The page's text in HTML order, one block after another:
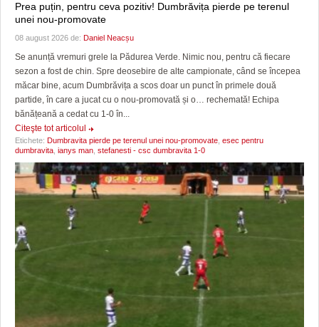
Prea puțin, pentru ceva pozitiv! Dumbrăvița pierde pe terenul
unei nou-promovate
08 august 2026 de: Daniel Neacșu
Se anunță vremuri grele la Pădurea Verde. Nimic nou, pentru că fiecare
sezon a fost de chin. Spre deosebire de alte campionate, când se începea
măcar bine, acum Dumbrăvița a scos doar un punct în primele două
partide, în care a jucat cu o nou-promovată și o… rechemată! Echipa
bănățeană a cedat cu 1-0 în...
Citeşte tot articolul
Etichete: Dumbravita pierde pe terenul unei nou-promovate, esec pentru
dumbravita, ianys man, stefanesti - csc dumbravita 1-0